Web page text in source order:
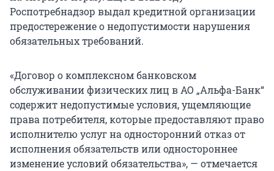
Роспотребнадзор выдал кредитной организации
предостережение о недопустимости нарушения
обязательных требований.
«Договор о комплексном банковском
обслуживании физических лиц в АО „Альфа-Банк“
содержит недопустимые условия, ущемляющие
права потребителя, которые предоставляют право
исполнителю услуг на односторонний отказ от
исполнения обязательств или одностороннее
изменение условий обязательства», — отмечается